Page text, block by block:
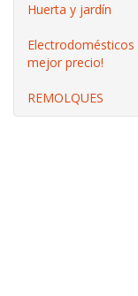
Huerta y jardín
Electrodomésticos
mejor precio!
REMOLQUES